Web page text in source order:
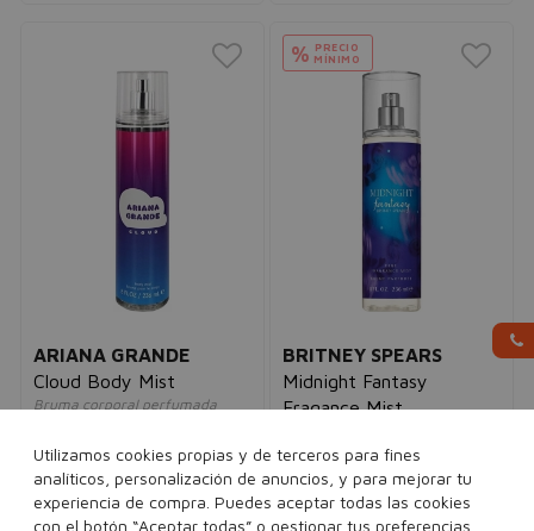
ARIANA GRANDE
Cloud Body Mist
Bruma corporal perfumada
20,00€ 12,95€
236 ml
% PRECIO
MÍNIMO
BRITNEY SPEARS
Midnight Fantasy
Fragance Mist
mujer
20,00€ 6,95€
Utilizamos cookies propias y de terceros para fines
analíticos, personalización de anuncios, y para mejorar tu
experiencia de compra. Puedes aceptar todas las cookies
con el botón “Aceptar todas” o gestionar tus preferencias